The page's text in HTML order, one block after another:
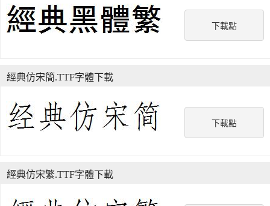
下載點
下載點
經典仿宋簡.TTF字體下載
經典仿宋繁.TTF字體下載